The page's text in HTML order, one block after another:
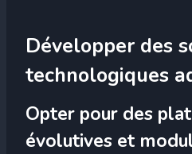
Développer des
technologiques
Opter pour des
évolutives et